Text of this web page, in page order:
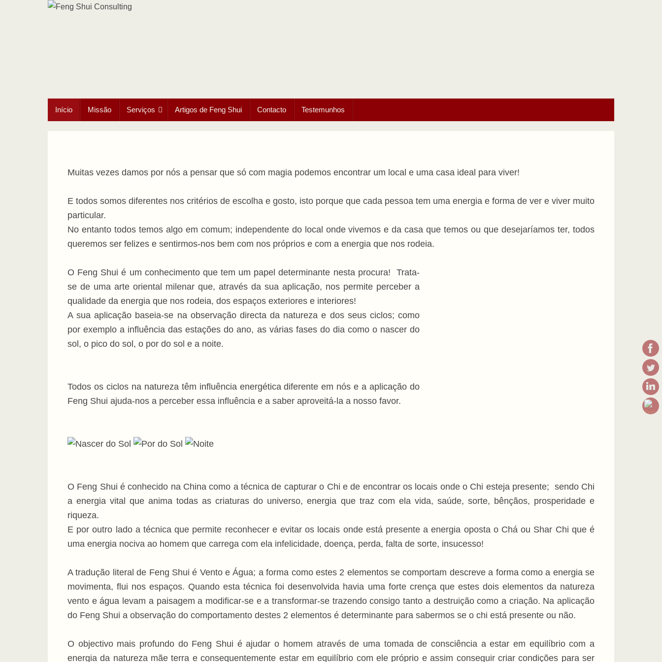
para
o
Início Missão Serviços Artigos de Feng Shui Contacto Testemunhos
Muitas vezes damos por nós a pensar que só com magia podemos encontrar um local e uma casa ideal para viver!
E todos somos diferentes nos critérios de escolha e gosto, isto porque que cada pessoa tem uma energia e forma de ver e viver muito
particular.
No entanto todos temos algo em comum; independente do local onde vivemos e da casa que temos ou que desejaríamos ter, todos
queremos ser felizes e sentirmos-nos bem com nos próprios e com a energia que nos rodeia.
O Feng Shui é um conhecimento que tem um papel determinante nesta procura! Trata-
se de uma arte oriental milenar que, através da sua aplicação, nos permite perceber a
qualidade da energia que nos rodeia, dos espaços exteriores e interiores!
A sua aplicação baseia-se na observação directa da natureza e dos seus ciclos; como
por exemplo a influência das estações do ano, as várias fases do dia como o nascer do
sol, o pico do sol, o por do sol e a noite.
Todos os ciclos na natureza têm influência energética diferente em nós e a aplicação do
Feng Shui ajuda-nos a perceber essa influência e a saber aproveitá-la a nosso favor.
O Feng Shui é conhecido na China como a técnica de capturar o Chi e de encontrar os locais onde o Chi esteja presente; sendo Chi
a energia vital que anima todas as criaturas do universo, energia que traz com ela vida, saúde, sorte, bênçãos, prosperidade e
riqueza.
E por outro lado a técnica que permite reconhecer e evitar os locais onde está presente a energia oposta o Chá ou Shar Chi que é
uma energia nociva ao homem que carrega com ela infelicidade, doença, perda, falta de sorte, insucesso!
A tradução literal de Feng Shui é Vento e Água; a forma como estes 2 elementos se comportam descreve a forma como a energia se
movimenta, flui nos espaços. Quando esta técnica foi desenvolvida havia uma forte crença que estes dois elementos da natureza
vento e água levam a paisagem a modificar-se e a transformar-se trazendo consigo tanto a destruição como a criação. Na aplicação
do Feng Shui a observação do comportamento destes 2 elementos é determinante para sabermos se o chi está presente ou não.
O objectivo mais profundo do Feng Shui é ajudar o homem através de uma tomada de consciência a estar em equilíbrio com a
energia da natureza mãe terra e consequentemente estar em equilíbrio com ele próprio e assim conseguir criar condições para ser